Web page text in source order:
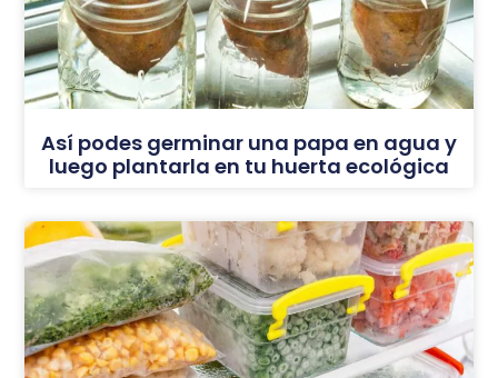
Así podes germinar una papa en agua y
luego plantarla en tu huerta ecológica